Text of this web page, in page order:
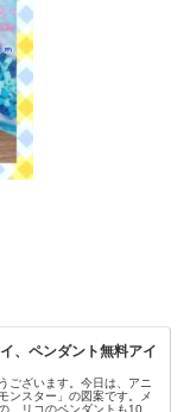
、ペンダント無料アイ
ございます。今日は、アニ
ンスター」の図案です。メ
、リコのペンダントも100